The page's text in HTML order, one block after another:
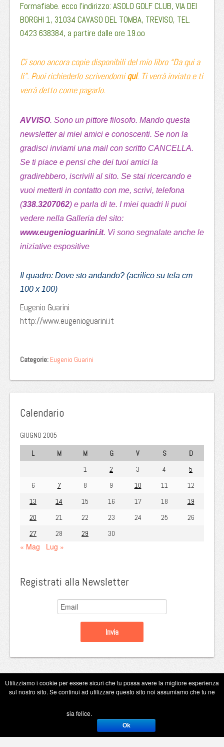
Formafiabe. ecco l’indirizzo: ASOLO GOLF CLUB, VIA DEI
BORGHI 1, 31034 CAVASO DEL TOMBA, TREVISO, TEL.
0423 638384, a partire dalle ore 19.oo
Ci sono ancora copie disponibili del mio libro “Da qui a
lì”. Puoi richiederlo scrivendomiqui. Ti verrà inviato e ti
verrà detto come pagarlo.
AVVISO. Sono un pittore filosofo. Mando questa
newsletter ai miei amici e conoscenti. Se non la
gradisci inviami una mail con scritto CANCELLA.
Se ti piace e pensi che dei tuoi amici la
gradirebbero, iscrivili al sito. Se stai ricercando e
vuoi metterti in contatto con me, scrivi, telefona
(338.3207062) e parla di te. I miei quadri li puoi
vedere nella Galleria del sito:
www.eugenioguarini.it. Vi sono segnalate anche le
iniziative espositive
Il quadro: Dove sto andando? (acrilico su tela cm
100 x 100)
Eugenio Guarini
http://www.eugenioguarini.it
Categorie: Eugenio Guarini
Calendario
GIUGNO 2005
L
M M G V S
D
1
2 3 4
5
6
7 8 9 10 11
12
13
14 15 16 17 18
19
20
21 22 23 24 25
26
27
28 29 30
« Mag Lug »
Registrati alla Newsletter
Copyright Eugenio Guarini 2026
Utilizziamo i cookie per essere sicuri che tu possa avere la migliore esperienza
sul nostro sito. Se continui ad utilizzare questo sito noi assumiamo che tu ne
sia felice.
Ok